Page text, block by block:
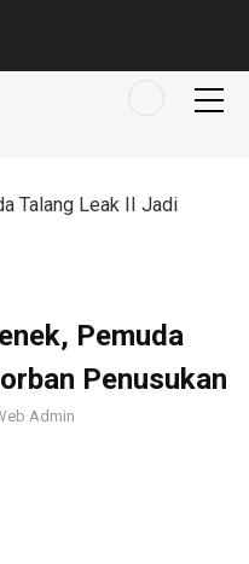
Talang Leak II Jadi
Pemuda
Penusukan
Admin